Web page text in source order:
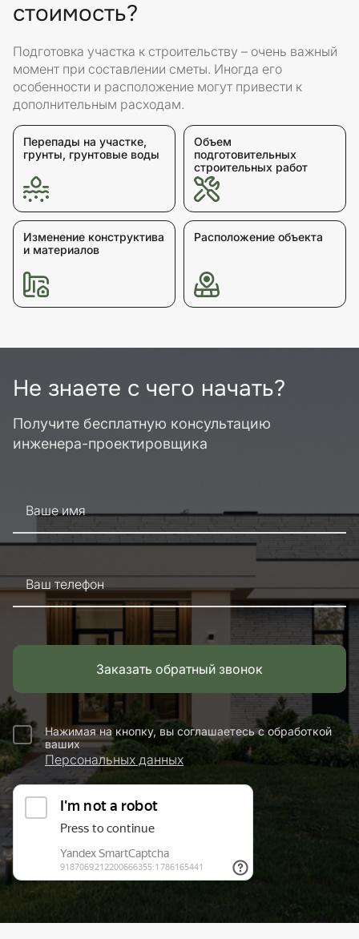
стоимость?
Подготовка участка к строительству – очень важный
момент при составлении сметы. Иногда его
особенности и расположение могут привести к
дополнительным расходам.
Перепады на участке,
грунты, грунтовые воды
Объем
подготовительных
строительных работ
Изменение конструктива
и материалов
Расположение объекта
Не знаете с чего начать?
Получите бесплатную консультацию
инженера-проектировщика
Ваше имя
Ваш телефон
Заказать обратный звонок
Нажимая на кнопку, вы соглашаетесь с обработкой
ваших
Персональных данных